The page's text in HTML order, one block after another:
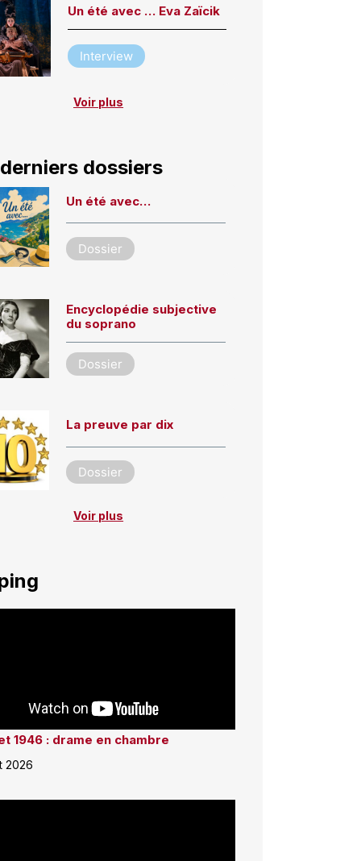
Un été avec … Eva Zaïcik
Interview
Voir plus
dossiers
Un été avec…
Dossier
Encyclopédie subjective
du soprano
Dossier
La preuve par dix
Dossier
Voir plus
1946 : drame en chambre
2026